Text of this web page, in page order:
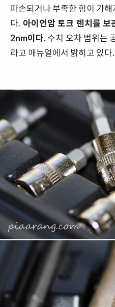
파손되거나 부족한 힘이 가
다. 아이언암 토크 렌치를 보
2nm이다.수치 오차 범위는
라고 매뉴얼에서 밝히고 있다.